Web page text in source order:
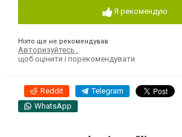
Я рекомендую
Ніхто ще не рекомендував
Авторизуйтесь
щоб оцінити і порекомендувати
Reddit Telegram
WhatsApp